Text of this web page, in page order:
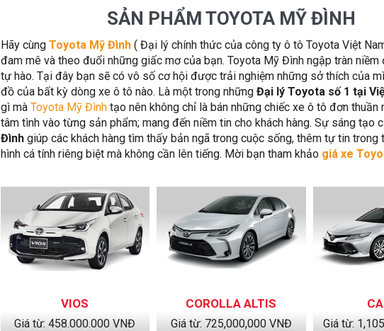
SẢN PHẨM TOYOTA MỸ ĐÌNH
Hãy cùng Toyota Mỹ Đình( Đại lý chính thức của công ty ô tô Toyota Việt
đam mê và theo đuổi những giấc mơ của bạn. Toyota Mỹ Đình ngập tràn niềm
tự hào. Tại đây bạn sẽ có vô số cơ hội được trải nghiệm những sở thích của
đồ của bất kỳ dòng xe ô tô nào. Là một trong những Đại lý Toyota số 1 tại
gì mà Toyota Mỹ Đìnhtạo nên không chỉ là bán những chiếc xe ô tô đơn thuần
tâm tình vào từng sản phẩm; mang đến niềm tin cho khách hàng. Sự sáng tạo
Đìnhgiúp các khách hàng tìm thấy bản ngã trong cuộc sống, thêm tự tin trong
hình cá tính riêng biệt mà không cần lên tiếng. Mời bạn tham khảo giá xe
VIOS
Giá từ:458.000.000VNĐ
COROLLA ALTIS
Giá từ: 725,000,000VNĐ Giá từ: